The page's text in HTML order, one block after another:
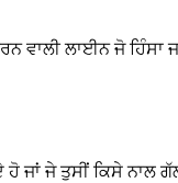
ਵਾਲੀ ਲਾਈਨ ਜੋ
ਜਾਂ ਜੇ ਤੁਸੀਂ ਕਿਸੇ ਨਾਲ